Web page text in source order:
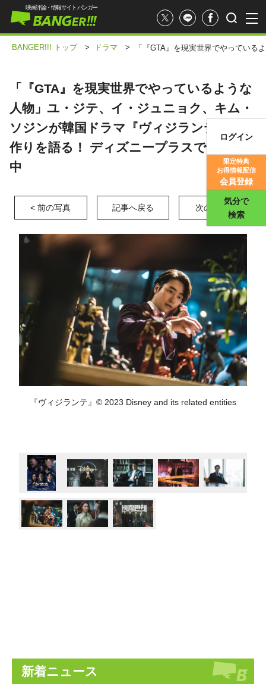
映画記事
映画評論・情報サイト バンガー
ログイン
限定特典
お得情報配信
会員登録
気分で
検索
BANGER!!! トップ > ドラマ > 「『GTA』を現実世界でやってい
「『GTA』を現実世界でやっているような
人物」ユ・ジテ、イ・ジュニョク、キム・
ソジンが韓国ドラマ『ヴィジランテ』の役
作りを語る！ ディズニープラスで独占配信
中
< 前の写真 記事へ戻る 次の写真 >
『ヴィジランテ』© 2023 Disney and its related entities
新着ニュース